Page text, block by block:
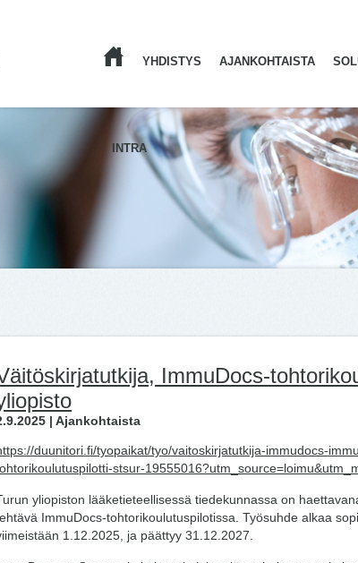
YHDISTYS AJANKOHTAISTA
INTRA
ImmuDocs-
| Ajankohtaista
duunitori.fi/tyopaikat/tyo/vaitoskirjatutkija-immudocs-
stsur-
yliopiston lääketieteellisessä tiedekunnassa on
ImmuDocs-tohtorikoulutuspilotissa. Työsuhde alkaa
1.12.2025, ja päättyy 31.12.2027.